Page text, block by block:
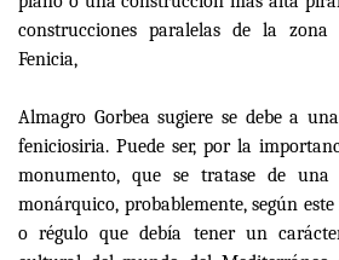
construcciones paralelas de la
Fenicia,
Almagro Gorbea sugiere se debe a
feniciosiria. Puede ser, por la
monumento, que se tratase de una
monárquico, probablemente, según
o régulo que debía tener un